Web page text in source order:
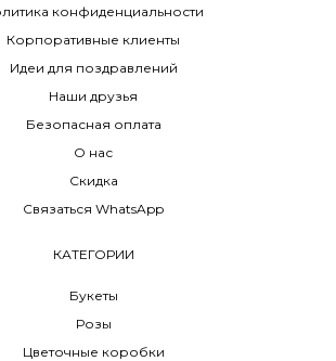
конфиденциальности
Корпоративные клиенты
Идеи для поздравлений
Наши друзья
Безопасная оплата
О нас
Скидка
Связаться WhatsApp
КАТЕГОРИИ
Букеты
Розы
Цветочные коробки